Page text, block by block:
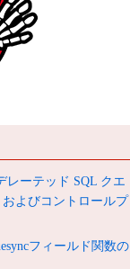
レーテッド SQL クエ
およびコントロール
フィールド関数の